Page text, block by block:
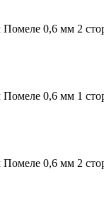
0,6 мм 2
0,6 мм 1
0,6 мм 2